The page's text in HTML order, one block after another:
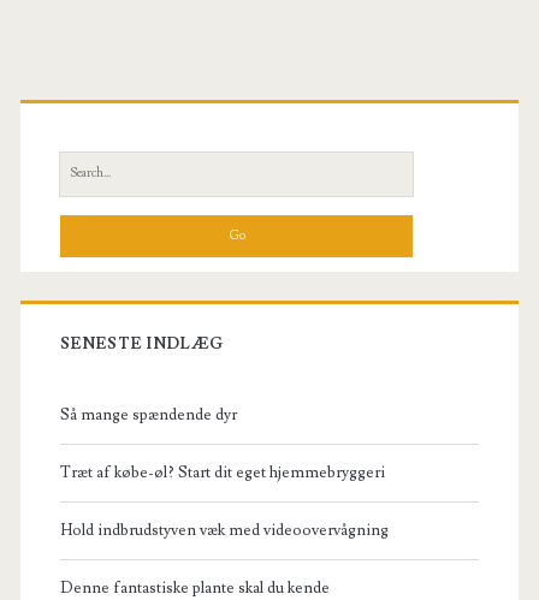
Primary
Sidebar
Search
for:
SENESTE INDLÆG
Så mange spændende dyr
Træt af købe-øl? Start dit eget hjemmebryggeri
Hold indbrudstyven væk med videoovervågning
Denne fantastiske plante skal du kende